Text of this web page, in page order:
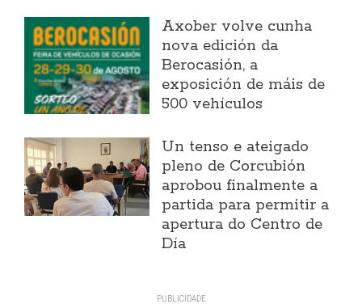
Axober volve cunha
nova edición da
Berocasión, a
exposición de máis de
500 vehículos
Un tenso e ateigado
pleno de Corcubión
aprobou finalmente a
partida para permitir a
apertura do Centro de
Día